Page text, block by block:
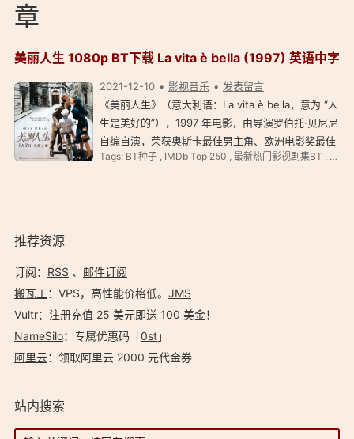
章
美丽人生 1080p BT下载 La vita è bella (1997) 英语中字
2021-12-10 影视音乐
发表留言
《美丽人生》（意大利语：La vita è bella，意为 “人
生是美好的”），1997 年电影，由导演罗伯托·贝尼尼
自编自演，荣获奥斯卡最佳男主角、欧洲电影奖最佳
影片及多个国际大奖。 美丽人生 La vita è bella
Tags: BT种子, IMDb Top 250 , 最新热门影视剧集BT , 最新
推荐资源
订阅： RSS 、 邮件订阅
搬瓦工：VPS，高性能价格低。️ JMS
Vultr：注册充值 25 美元即送 100 美金！
NameSilo：专属优惠码「0st」
阿里云：领取阿里云 2000 元代金券
站内搜索